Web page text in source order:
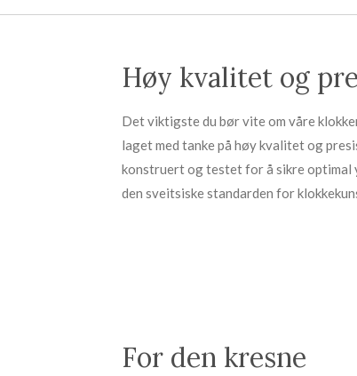
Høy kvalitet og
Det viktigste du bør vite om våre
laget med tanke på høy kvalitet og
konstruert og testet for å sikre optimal
den sveitsiske standarden for
For den kresne